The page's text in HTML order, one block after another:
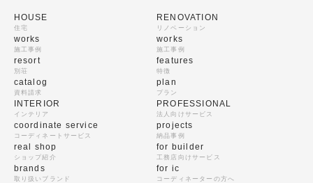
HOUSE
住宅
works
施工事例
resort
別荘
catalog
資料請求
RENOVATION
リノベーション
works
施工事例
features
特徴
plan
プラン
INTERIOR
インテリア
coordinate service
コーディネートサービス
real shop
ショップ紹介
brands
取り扱いブランド
PROFESSIONAL
法人向けサービス
projects
納品事例
for builder
工務店向けサービス
for ic
コーディネーターの方へ